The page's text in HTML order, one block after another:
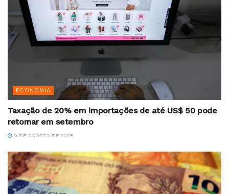
ECONOMIA
Taxação de 20% em importações de até US$ 50 pode
retornar em setembro
9 DE AGOSTO DE 2026